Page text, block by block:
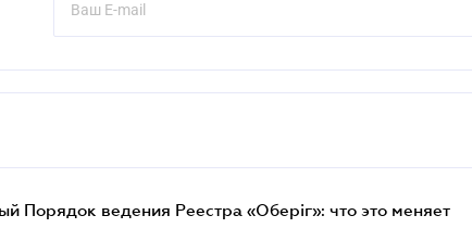
Порядок ведения Реестра «Оберіг»: что это меняет